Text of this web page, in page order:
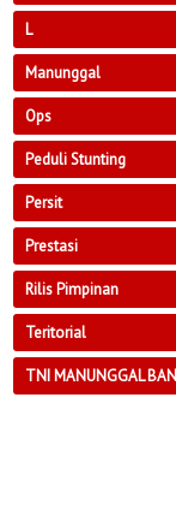
L
Manunggal
Ops
Peduli Stunting
Persit
Prestasi
Rilis Pimpinan
Teritorial